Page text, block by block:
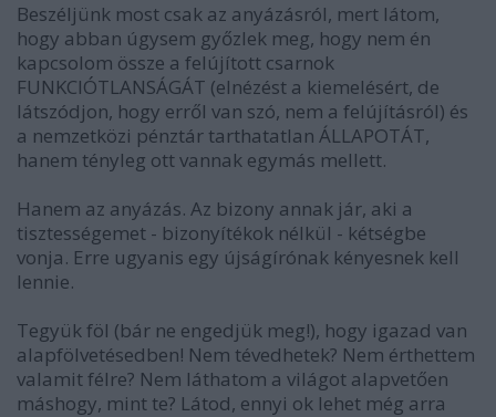
Beszéljünk most csak az anyázásról, mert látom,
hogy abban úgysem győzlek meg, hogy nem én
kapcsolom össze a felújított csarnok
FUNKCIÓTLANSÁGÁT (elnézést a kiemelésért, de
látszódjon, hogy erről van szó, nem a felújításról) és
a nemzetközi pénztár tarthatatlan ÁLLAPOTÁT,
hanem tényleg ott vannak egymás mellett.
Hanem az anyázás. Az bizony annak jár, aki a
tisztességemet - bizonyítékok nélkül - kétségbe
vonja. Erre ugyanis egy újságírónak kényesnek kell
lennie.
Tegyük föl (bár ne engedjük meg!), hogy igazad van
alapfölvetésedben! Nem tévedhetek? Nem érthettem
valamit félre? Nem láthatom a világot alapvetően
máshogy, mint te? Látod, ennyi ok lehet még arra